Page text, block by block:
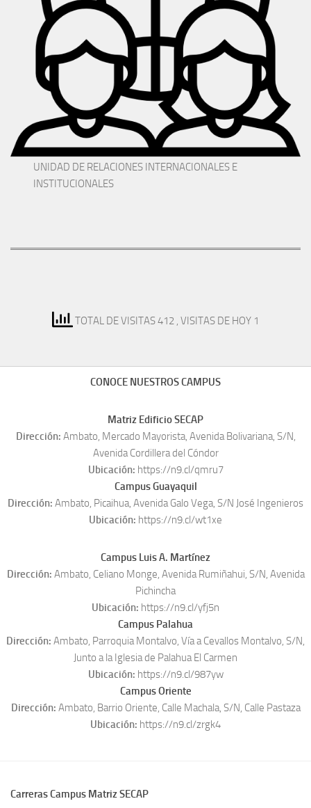
UNIDAD DE RELACIONES INTERNACIONALES E
INSTITUCIONALES
TOTAL DE VISITAS 412 , VISITAS DE HOY 1
CONOCE NUESTROS CAMPUS
Matriz Edificio SECAP
Dirección: Ambato, Mercado Mayorista, Avenida Bolivariana, S/N,
Avenida Cordillera del Cóndor
Ubicación: https://n9.cl/qmru7
Campus Guayaquil
Dirección: Ambato, Picaihua, Avenida Galo Vega, S/N José Ingenieros
Ubicación: https://n9.cl/wt1xe
Campus Luis A. Martínez
Dirección: Ambato, Celiano Monge, Avenida Rumiñahui, S/N, Avenida
Pichincha
Ubicación: https://n9.cl/yfj5n
Campus Palahua
Dirección: Ambato, Parroquia Montalvo, Vía a Cevallos Montalvo, S/N,
Junto a la Iglesia de Palahua El Carmen
Ubicación: https://n9.cl/987yw
Campus Oriente
Dirección: Ambato, Barrio Oriente, Calle Machala, S/N, Calle Pastaza
Ubicación: https://n9.cl/zrgk4
Carreras Campus Matriz SECAP